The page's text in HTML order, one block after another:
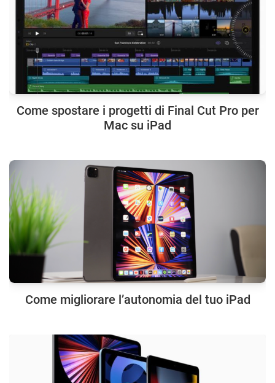
Come spostare i progetti di Final Cut Pro per
Mac su iPad
Come migliorare l’autonomia del tuo iPad